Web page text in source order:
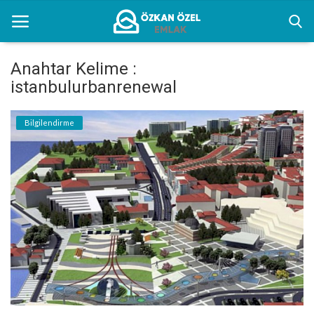
Kentsel Dönüşüm Alanları
Sektörel Bilgiler
Bilgilendirme
İletişim
Türkçe
Anahtar Kelime :
istanbulurbanrenewal
Bilgilendirme